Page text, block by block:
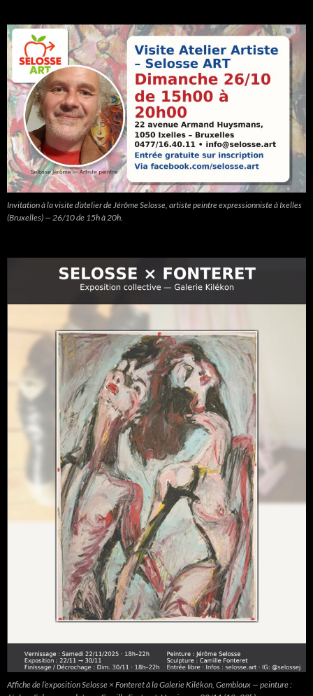
Invitation à la visite d’atelier de Jérôme Selosse, artiste peintre expressionniste à Ixelles
(Bruxelles) — 26/10 de 15h à 20h.
Affiche de l’exposition Selosse × Fonteret à la Galerie Kilékon, Gembloux — peinture :